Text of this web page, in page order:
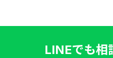
LINEでも相